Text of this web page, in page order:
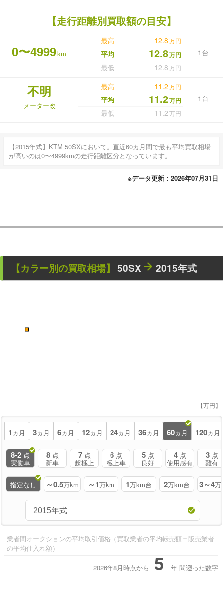
【走行距離別買取額の目安】
0〜4999km
最高 12.8万円
1台
平均 12.8万円
最低 12.8万円
不明
メーター改
最高 11.2万円
1台
平均 11.2万円
最低 11.2万円
【2015年式】KTM 50SXにおいて。直近60カ月間で最も平均買取相場
が高いのは0〜4999kmの走行距離区分となっています。
※データ更新：2026年07月31日
【カラー別の買取相場】 50SX 2015年式
■
【万円】
1 ヵ月 3ヵ月 6ヵ月 12ヵ月 24ヵ月 36ヵ月 60ヵ月 120ヵ月
8-2 点
実働車
8 点
新車
7 点
超極上
6 点
極上車
5 点
良好
4 点
使用感有
3 点
難有
指定なし ～0.5万km ～1万km 1万km台 2万km台 3～4万
業者間オークションの平均取引価格（買取業者の平均転売額＝販売業者
の平均仕入れ額）
2026年8月時点から 5 年 間遡った数字